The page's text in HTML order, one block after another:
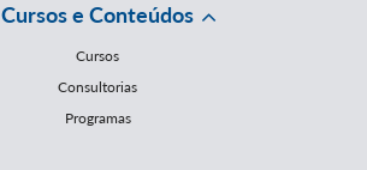
Cursos e Conteúdos
Cursos
Consultorias
Programas